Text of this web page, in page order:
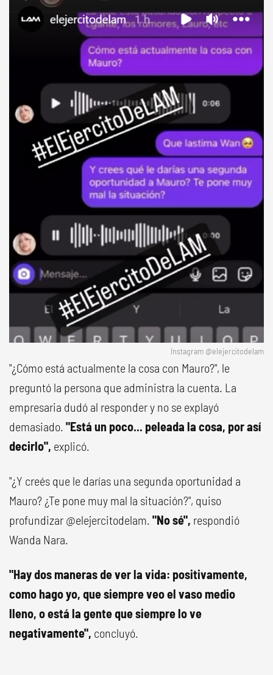
Instagram @elejercitodelam
"¿Cómo está actualmente la cosa con Mauro?", le
preguntó la persona que administra la cuenta. La
empresaria dudó al responder y no se explayó
demasiado. "Está un poco... peleada la cosa, por así
decirlo", explicó.
"¿Y creés que le darías una segunda oportunidad a
Mauro? ¿Te pone muy mal la situación?", quiso
profundizar @elejercitodelam. "No sé", respondió
Wanda Nara.
"Hay dos maneras de ver la vida: positivamente,
como hago yo, que siempre veo el vaso medio
lleno, o está la gente que siempre lo ve
negativamente", concluyó.